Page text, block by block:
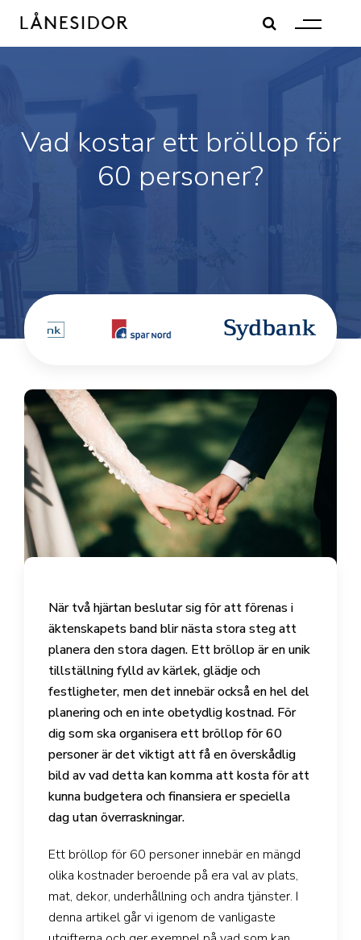
content
Vad kostar ett bröllop för
60 personer?
När två hjärtan beslutar sig för att förenas i
äktenskapets band blir nästa stora steg att
planera den stora dagen. Ett bröllop är en unik
tillställning fylld av kärlek, glädje och
festligheter, men det innebär också en hel del
planering och en inte obetydlig kostnad. För
dig som ska organisera ett bröllop för 60
personer är det viktigt att få en överskådlig
bild av vad detta kan komma att kosta för att
kunna budgetera och finansiera er speciella
dag utan överraskningar.
Ett bröllop för 60 personer innebär en mängd
olika kostnader beroende på era val av plats,
mat, dekor, underhållning och andra tjänster. I
denna artikel går vi igenom de vanligaste